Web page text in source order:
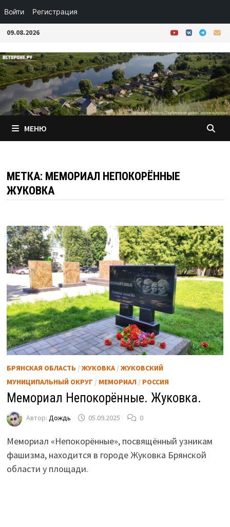
Войти Регистрация
Перейти
содержимому
09.08.2026
МЕНЮ
МЕТКА: МЕМОРИАЛ НЕПОКОРЁННЫЕ
ЖУКОВКА
БРЯНСКАЯ ОБЛАСТЬ / ЖУКОВКА/ ЖУКОВСКИЙ
МУНИЦИПАЛЬНЫЙ ОКРУГ / МЕМОРИАЛ/ РОССИЯ
Мемориал Непокорённые. Жуковка.
Автор: Дождь 05.09.2025 0
Мемориал «Непокорённые», посвящённый узникам
фашизма, находится в городе Жуковка Брянской
области у площади.